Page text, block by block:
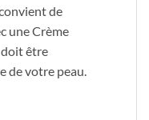
de
une Crème
être
de votre peau.